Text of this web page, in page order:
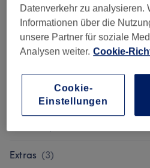
Damen/women -cut&color /
Schnitt&farbe/perm
Masterstylist
9 )
Kinder/childrens Cut -
Extras (3)
Datenverkehr zu analysieren.
Informationen über die
unsere Partner für soziale
Analysen weiter. Cookie-
Cookie-
Einstellungen